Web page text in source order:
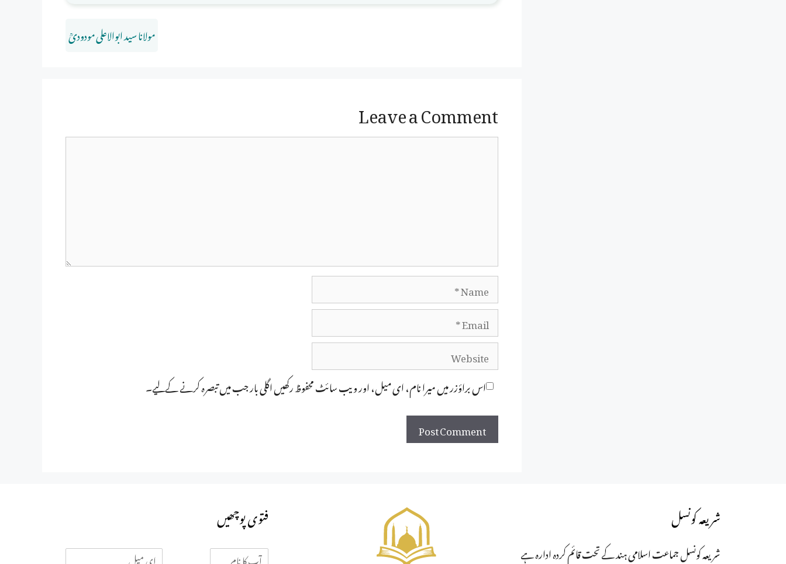
مولانا سید ابوالاعلی مودودیؒ
Leave a Comment
Name
Email
Website
اس براؤزر میں میرا نام، ای میل، اور ویب سائٹ محفوظ رکھیں اگلی بار جب میں تبصرہ کرنے کےلیے۔
شریعہ کونسل
شریعہ کونسل جماعت اسلامی ہند کے تحت قائم کردہ ادارہ ہے
فتوی پوچھیں